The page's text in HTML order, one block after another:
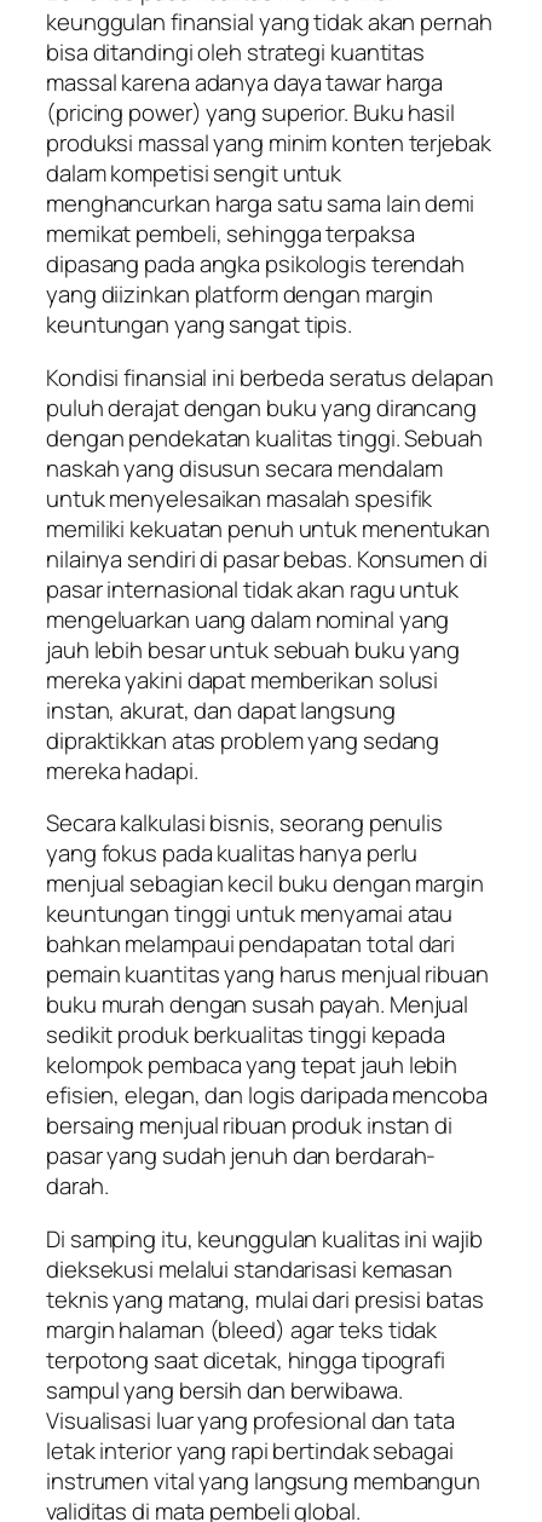
keunggulan finansial yang tidak akan pernah
bisa ditandingi oleh strategi kuantitas
massal karena adanya daya tawar harga
(pricing power) yang superior. Buku hasil
produksi massal yang minim konten terjebak
dalam kompetisi sengit untuk
menghancurkan harga satu sama lain demi
memikat pembeli, sehingga terpaksa
dipasang pada angka psikologis terendah
yang diizinkan platform dengan margin
keuntungan yang sangat tipis.
Kondisi finansial ini berbeda seratus delapan
puluh derajat dengan buku yang dirancang
dengan pendekatan kualitas tinggi. Sebuah
naskah yang disusun secara mendalam
untuk menyelesaikan masalah spesifik
memiliki kekuatan penuh untuk menentukan
nilainya sendiri di pasar bebas. Konsumen di
pasar internasional tidak akan ragu untuk
mengeluarkan uang dalam nominal yang
jauh lebih besar untuk sebuah buku yang
mereka yakini dapat memberikan solusi
instan, akurat, dan dapat langsung
dipraktikkan atas problem yang sedang
mereka hadapi.
Secara kalkulasi bisnis, seorang penulis
yang fokus pada kualitas hanya perlu
menjual sebagian kecil buku dengan margin
keuntungan tinggi untuk menyamai atau
bahkan melampaui pendapatan total dari
pemain kuantitas yang harus menjual ribuan
buku murah dengan susah payah. Menjual
sedikit produk berkualitas tinggi kepada
kelompok pembaca yang tepat jauh lebih
efisien, elegan, dan logis daripada mencoba
bersaing menjual ribuan produk instan di
pasar yang sudah jenuh dan berdarah-
darah.
Di samping itu, keunggulan kualitas ini wajib
dieksekusi melalui standarisasi kemasan
teknis yang matang, mulai dari presisi batas
margin halaman (bleed) agar teks tidak
terpotong saat dicetak, hingga tipografi
sampul yang bersih dan berwibawa.
Visualisasi luar yang profesional dan tata
letak interior yang rapi bertindak sebagai
instrumen vital yang langsung membangun
validitas di mata pembeli global.